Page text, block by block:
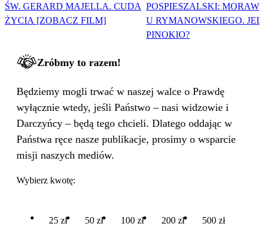
ŚW. GERARD MAJELLA. CUDA
ŻYCIA [ZOBACZ FILM]
POSPIESZALSKI:
U RYMANOWSKIEGO.
PINOKIO?
Zróbmy to razem!
Będziemy mogli trwać w naszej walce o Prawdę
wyłącznie wtedy, jeśli Państwo – nasi widzowie i
Darczyńcy – będą tego chcieli. Dlatego oddając w
Państwa ręce nasze publikacje, prosimy o wsparcie
misji naszych mediów.
Wybierz kwotę:
25 zł 50 zł 100 zł 200 zł 500 zł